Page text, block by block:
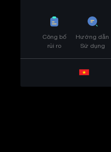
Công bố
rủi ro
Hướng dẫn
Sử dụng